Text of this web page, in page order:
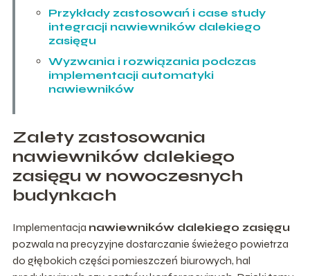
Przykłady zastosowań i case study
integracji nawiewników dalekiego
zasięgu
Wyzwania i rozwiązania podczas
implementacji automatyki
nawiewników
Zalety zastosowania
nawiewników dalekiego
zasięgu w nowoczesnych
budynkach
Implementacja nawiewników dalekiego zasięgu
pozwala na precyzyjne dostarczanie świeżego powietrza
do głębokich części pomieszczeń biurowych, hal